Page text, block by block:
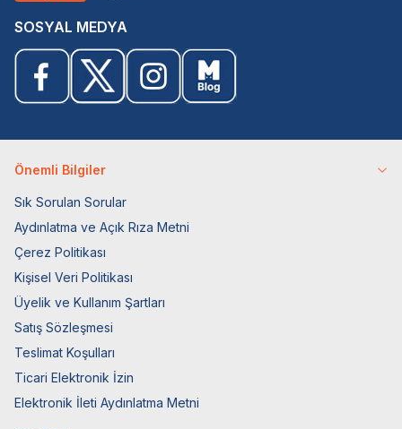
SOSYAL MEDYA
Önemli Bilgiler
Sık Sorulan Sorular
Aydınlatma ve Açık Rıza Metni
Çerez Politikası
Kişisel Veri Politikası
Üyelik ve Kullanım Şartları
Satış Sözleşmesi
Teslimat Koşulları
Ticari Elektronik İzin
Elektronik İleti Aydınlatma Metni